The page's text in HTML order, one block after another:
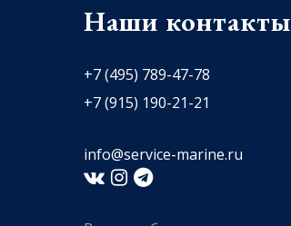
Наши контакты
+7 (495) 789-47-78
+7 (915) 190-21-21
info@service-marine.ru​​